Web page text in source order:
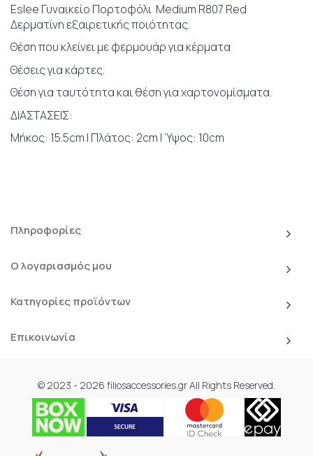
Eslee Γυναικείο Πορτοφόλι Medium R807 Red
Δερματίνη εξαιρετικής ποιότητας.
Θέση που κλείνει με φερμουάρ για κέρματα
Θέσεις για κάρτες.
Θέση για ταυτότητα και θέση για χαρτονομίσματα.
ΔΙΑΣΤΑΣΕΙΣ:
Μήκος: 15.5cm | Πλάτος: 2cm | Ύψος: 10cm
Πληροφορίες
Ο λογαριασμός μου
Κατηγορίες προϊόντων
Επικοινωνία
© 2023 - 2026 filiosaccessories.gr All Rights Reserved.